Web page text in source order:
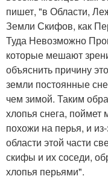
пишет, "в Области,
Земли Скифов, как
Туда Невозможно
которые мешают
объяснить причину
земли постоянные
чем зимой. Таким
хлопья снега,
похожи на перья, и
области этой части
скифы и их соседи,
хлопья перьями".